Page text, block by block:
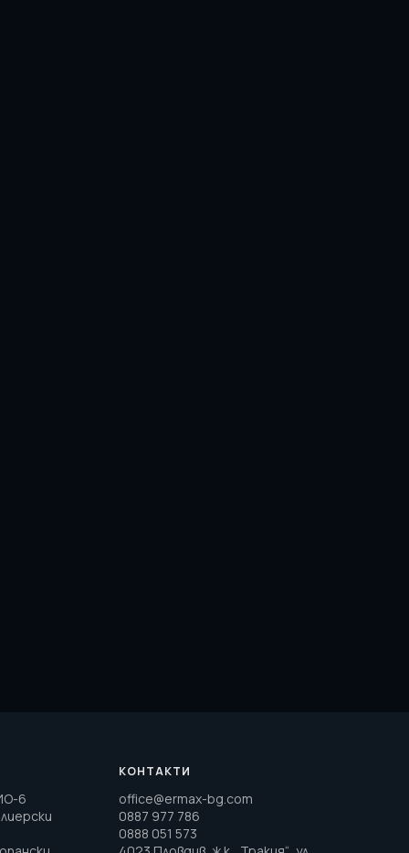
6
КОНТАКТИ
office@ermax-bg.com
0887 977 786
0888 051 573